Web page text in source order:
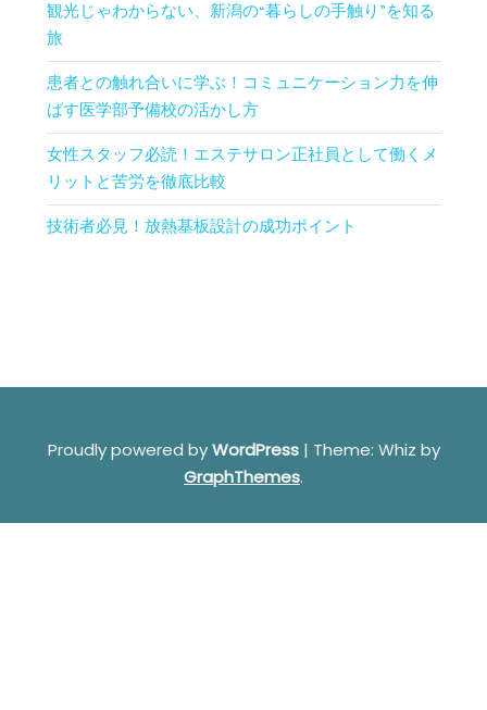
観光じゃわからない、新潟の“暮らしの手触り”を知る
旅
患者との触れ合いに学ぶ！コミュニケーション力を伸
ばす医学部予備校の活かし方
女性スタッフ必読！エステサロン正社員として働くメ
リットと苦労を徹底比較
技術者必見！放熱基板設計の成功ポイント
Proudly powered byWordPress | Theme: Whiz by
GraphThemes.